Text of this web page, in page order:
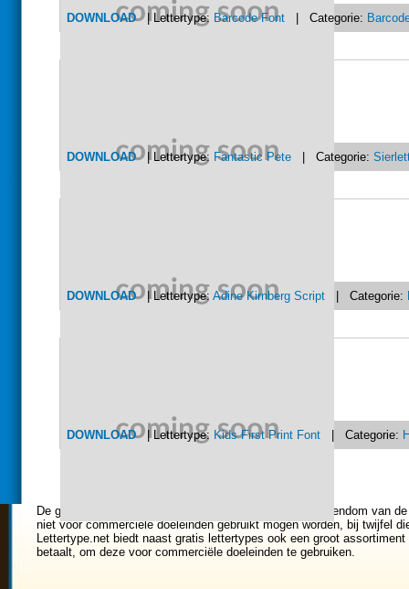
DOWNLOAD| Lettertype: Barcode Font | Categorie:
DOWNLOAD| Lettertype: Fantastic Pete | Categorie:
DOWNLOAD| Lettertype: Adine Kirnberg Script | Categorie:
DOWNLOAD| Lettertype: Kids First Print Font | Categorie:
De gratis lettertypes die u op deze website vindt zijn eigendom van
niet voor commerciele doeleinden gebruikt mogen worden, bij twijfel
Lettertype.net biedt naast gratis lettertypes ook een groot
betaalt, om deze voor commerciële doeleinden te gebruiken.